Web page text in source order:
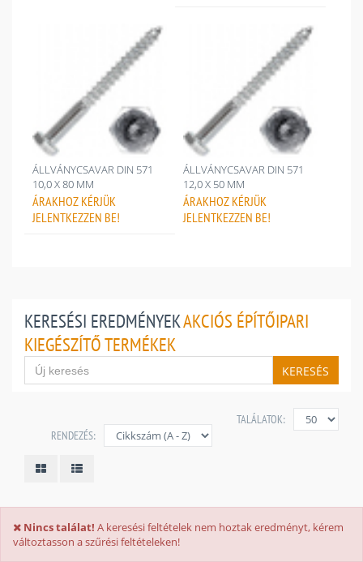
ÁLLVÁNYCSAVAR DIN 571
10,0 X 80 MM
ÁRAKHOZ KÉRJÜK
JELENTKEZZEN BE!
ÁLLVÁNYCSAVAR DIN 571
12,0 X 50 MM
ÁRAKHOZ KÉRJÜK
JELENTKEZZEN BE!
KERESÉSI EREDMÉNYEKAKCIÓS ÉPÍTŐIPARI
KIEGÉSZÍTŐ TERMÉKEK
KERESÉS
TALÁLATOK:
RENDEZÉS:
Nincs találat! A keresési feltételek nem hoztak eredményt, kérem
változtasson a szűrési feltételeken!